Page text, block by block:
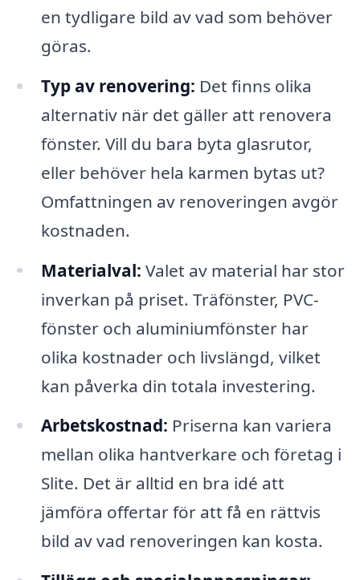
en tydligare bild av vad som behöver
göras.
Typ av renovering: Det finns olika
alternativ när det gäller att renovera
fönster. Vill du bara byta glasrutor,
eller behöver hela karmen bytas ut?
Omfattningen av renoveringen avgör
kostnaden.
Materialval: Valet av material har stor
inverkan på priset. Träfönster, PVC-
fönster och aluminiumfönster har
olika kostnader och livslängd, vilket
kan påverka din totala investering.
Arbetskostnad: Priserna kan variera
mellan olika hantverkare och företag i
Slite. Det är alltid en bra idé att
jämföra offertar för att få en rättvis
bild av vad renoveringen kan kosta.